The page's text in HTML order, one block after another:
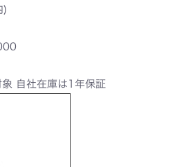
)
自社在庫は1年保証